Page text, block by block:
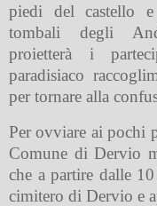
piedi del castello e
tombali degli
proietterà i
paradisiaco
per tornare alla
Per ovviare ai pochi
Comune di Dervio
che a partire dalle
cimitero di Dervio e